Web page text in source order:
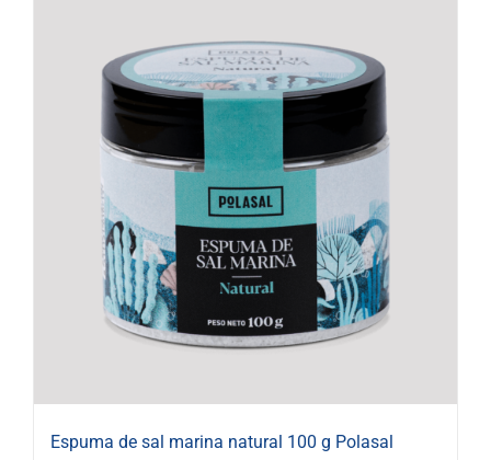
Espuma de sal marina natural 100 g Polasal